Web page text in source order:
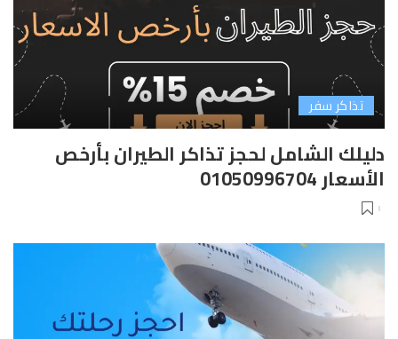
تذاكر سفر
دليلك الشامل لحجز تذاكر الطيران بأرخص
الأسعار 01050996704